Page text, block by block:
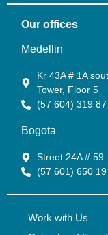
Our offices
Medellin
Kr 43A # 1A
Tower, Floor 5
(57 604) 319
Bogota
Street 24A # 59
(57 601) 650
Work with Us